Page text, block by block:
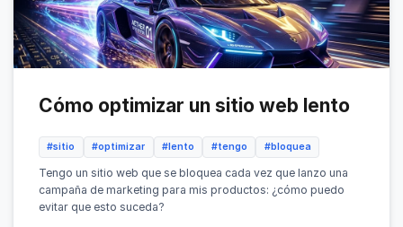
Cómo optimizar un sitio web lento
#sitio #optimizar #lento #tengo #bloquea
Tengo un sitio web que se bloquea cada vez que lanzo una
campaña de marketing para mis productos: ¿cómo puedo
evitar que esto suceda?